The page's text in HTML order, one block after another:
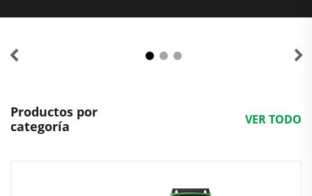
Productos por
categoría
VER TODO